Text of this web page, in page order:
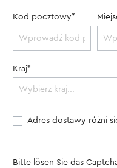
Kod pocztowy*
Kraj*
Adres dostawy różni
Bitte lösen Sie das